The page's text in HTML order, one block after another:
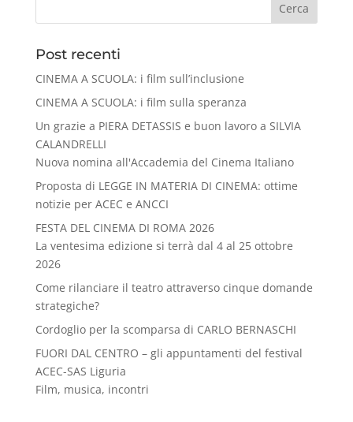
Cerca
Post recenti
CINEMA A SCUOLA: i film sull’inclusione
CINEMA A SCUOLA: i film sulla speranza
Un grazie a PIERA DETASSIS e buon lavoro a SILVIA
CALANDRELLI
Nuova nomina all'Accademia del Cinema Italiano
Proposta di LEGGE IN MATERIA DI CINEMA: ottime
notizie per ACEC e ANCCI
FESTA DEL CINEMA DI ROMA 2026
La ventesima edizione si terrà dal 4 al 25 ottobre
2026
Come rilanciare il teatro attraverso cinque domande
strategiche?
Cordoglio per la scomparsa di CARLO BERNASCHI
FUORI DAL CENTRO – gli appuntamenti del festival
ACEC-SAS Liguria
Film, musica, incontri